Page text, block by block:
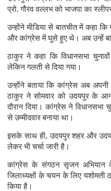
प्रो. गौरव वल्लभ को भाजपा का
उन्होंने मीडिया से बातचीत में कहा
और कांग्रेस में घुसे हुए थे। अब उन्हें
ठाकुर ने कहा कि विधानसभा
लेकिन गलती से दिया गया।
उन्होंने बताया कि कांग्रेस अब
ठाकुर ने सोमवार को उदयपुर के
दौरान दिया। कांग्रेस ने विधानसभा
से उम्मीदवार बनाया था।
इसके साथ ही, उदयपुर शहर और
लेकर भी चर्चा जारी है।
कांग्रेस के संगठन सृजन अभियान
जिलाध्यक्षों के चयन के लिए यशोमती
किया है।